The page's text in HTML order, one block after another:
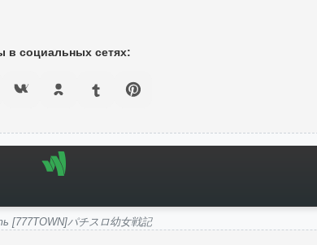
в социальных сетях:
[777TOWN]パチスロ幼女戦記